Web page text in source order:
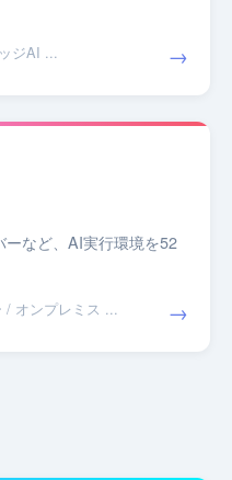
ジAI ... →
など、AI実行環境を52
/ オンプレミス ... →